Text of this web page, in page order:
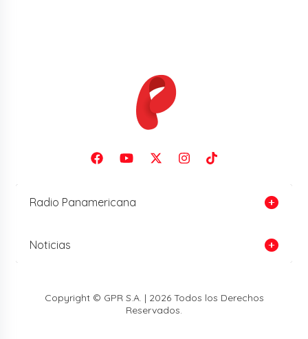
Radio Panamericana
Noticias
Copyright © GPR S.A. | 2026 Todos los Derechos
Reservados.